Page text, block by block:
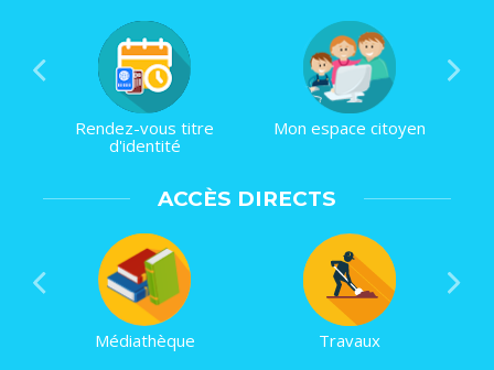
Rendez-vous titre
d'identité
Mon espace citoyen
ACCÈS DIRECTS
Médiathèque Travaux